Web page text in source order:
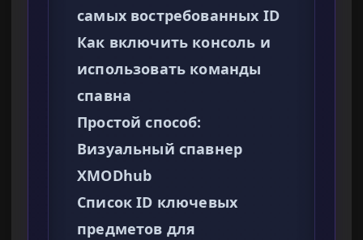
самых востребованных ID
Как включить консоль и
использовать команды
спавна
Простой способ:
Визуальный спавнер
XMODhub
Список ID ключевых
предметов для